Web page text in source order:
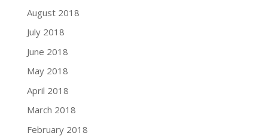
August 2018
July 2018
June 2018
May 2018
April 2018
March 2018
February 2018